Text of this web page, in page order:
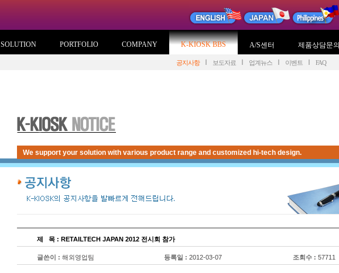
SOLUTION PORTFOLIO COMPANY K-KIOSK BBS A/S센터 제품상담문의
공지사항 보도자료 업계뉴스 이벤트 FAQ
We support your solution with various product range and customized hi-tech design.
제 목 : RETAILTECH JAPAN 2012 전시회 참가
글쓴이 : 해외영업팀 등록일 : 2012-03-07 조회수 : 57711